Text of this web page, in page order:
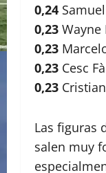
0,24 Samuel
0,23 Wayne
0,23
0,23 Cesc
0,23
Las figuras
salen muy